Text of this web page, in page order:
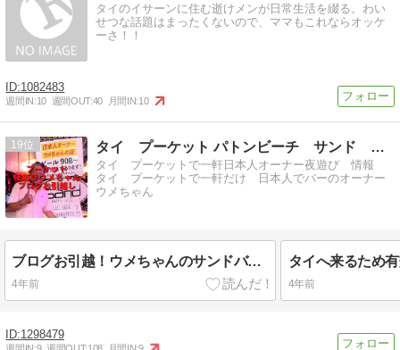
タイのイサーンに住む逝けメンが日常生活を綴る。わい
せつな話題はまったくないので、ママもこれならオッケ
ーさ！！
1082483
週間IN:10 週間OUT:40 月間IN:10
19 タイ プーケット パトンビーチ サンド バー 夜遊び情報
タイ プーケットで一軒日本人オーナー夜遊び 情報
タイ プーケットで一軒だけ 日本人でバーのオーナー
ウメちゃん
ブログお引越！ウメちゃんのサンドバー＆プーケット夜遊びブログ
4年前 4年前
1298479